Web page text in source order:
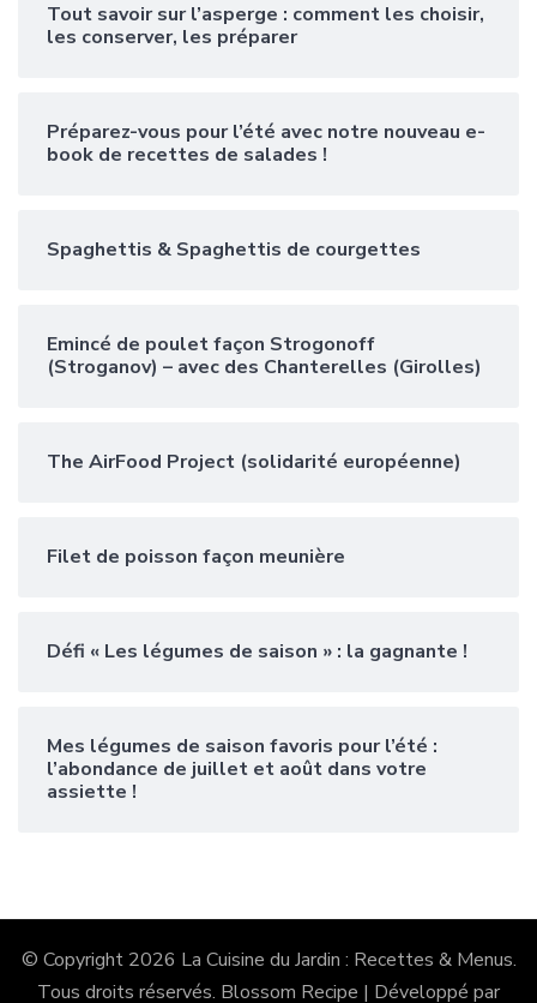
Tout savoir sur l’asperge : comment les choisir,
les conserver, les préparer
Préparez-vous pour l’été avec notre nouveau e-
book de recettes de salades !
Spaghettis & Spaghettis de courgettes
Emincé de poulet façon Strogonoff
(Stroganov) – avec des Chanterelles (Girolles)
The AirFood Project (solidarité européenne)
Filet de poisson façon meunière
Défi « Les légumes de saison » : la gagnante !
Mes légumes de saison favoris pour l’été :
l’abondance de juillet et août dans votre
assiette !
© Copyright 2026 La Cuisine du Jardin : Recettes & Menus.
Tous droits réservés. Blossom Recipe | Développé par